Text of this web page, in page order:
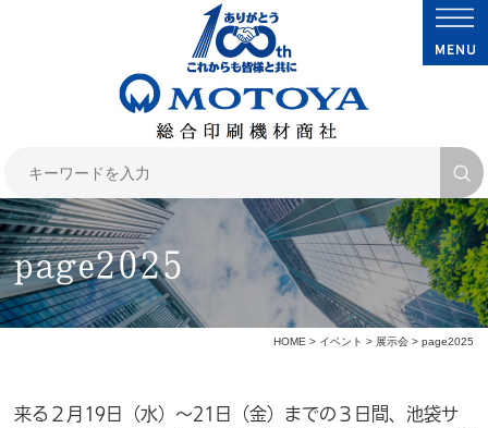
page2025
HOME> イベント > 展示会> page2025
来る２月19日（水）～21日（金）までの３日間、池袋サ